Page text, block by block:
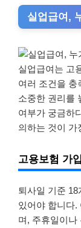
실업급여,
실업급여는 고
여러 조건을 충
소중한 권리를
여부가 궁금하
의하는 것이 가
고용보험 가
퇴사일 기준
있어야 합니다.
며, 주휴일이나